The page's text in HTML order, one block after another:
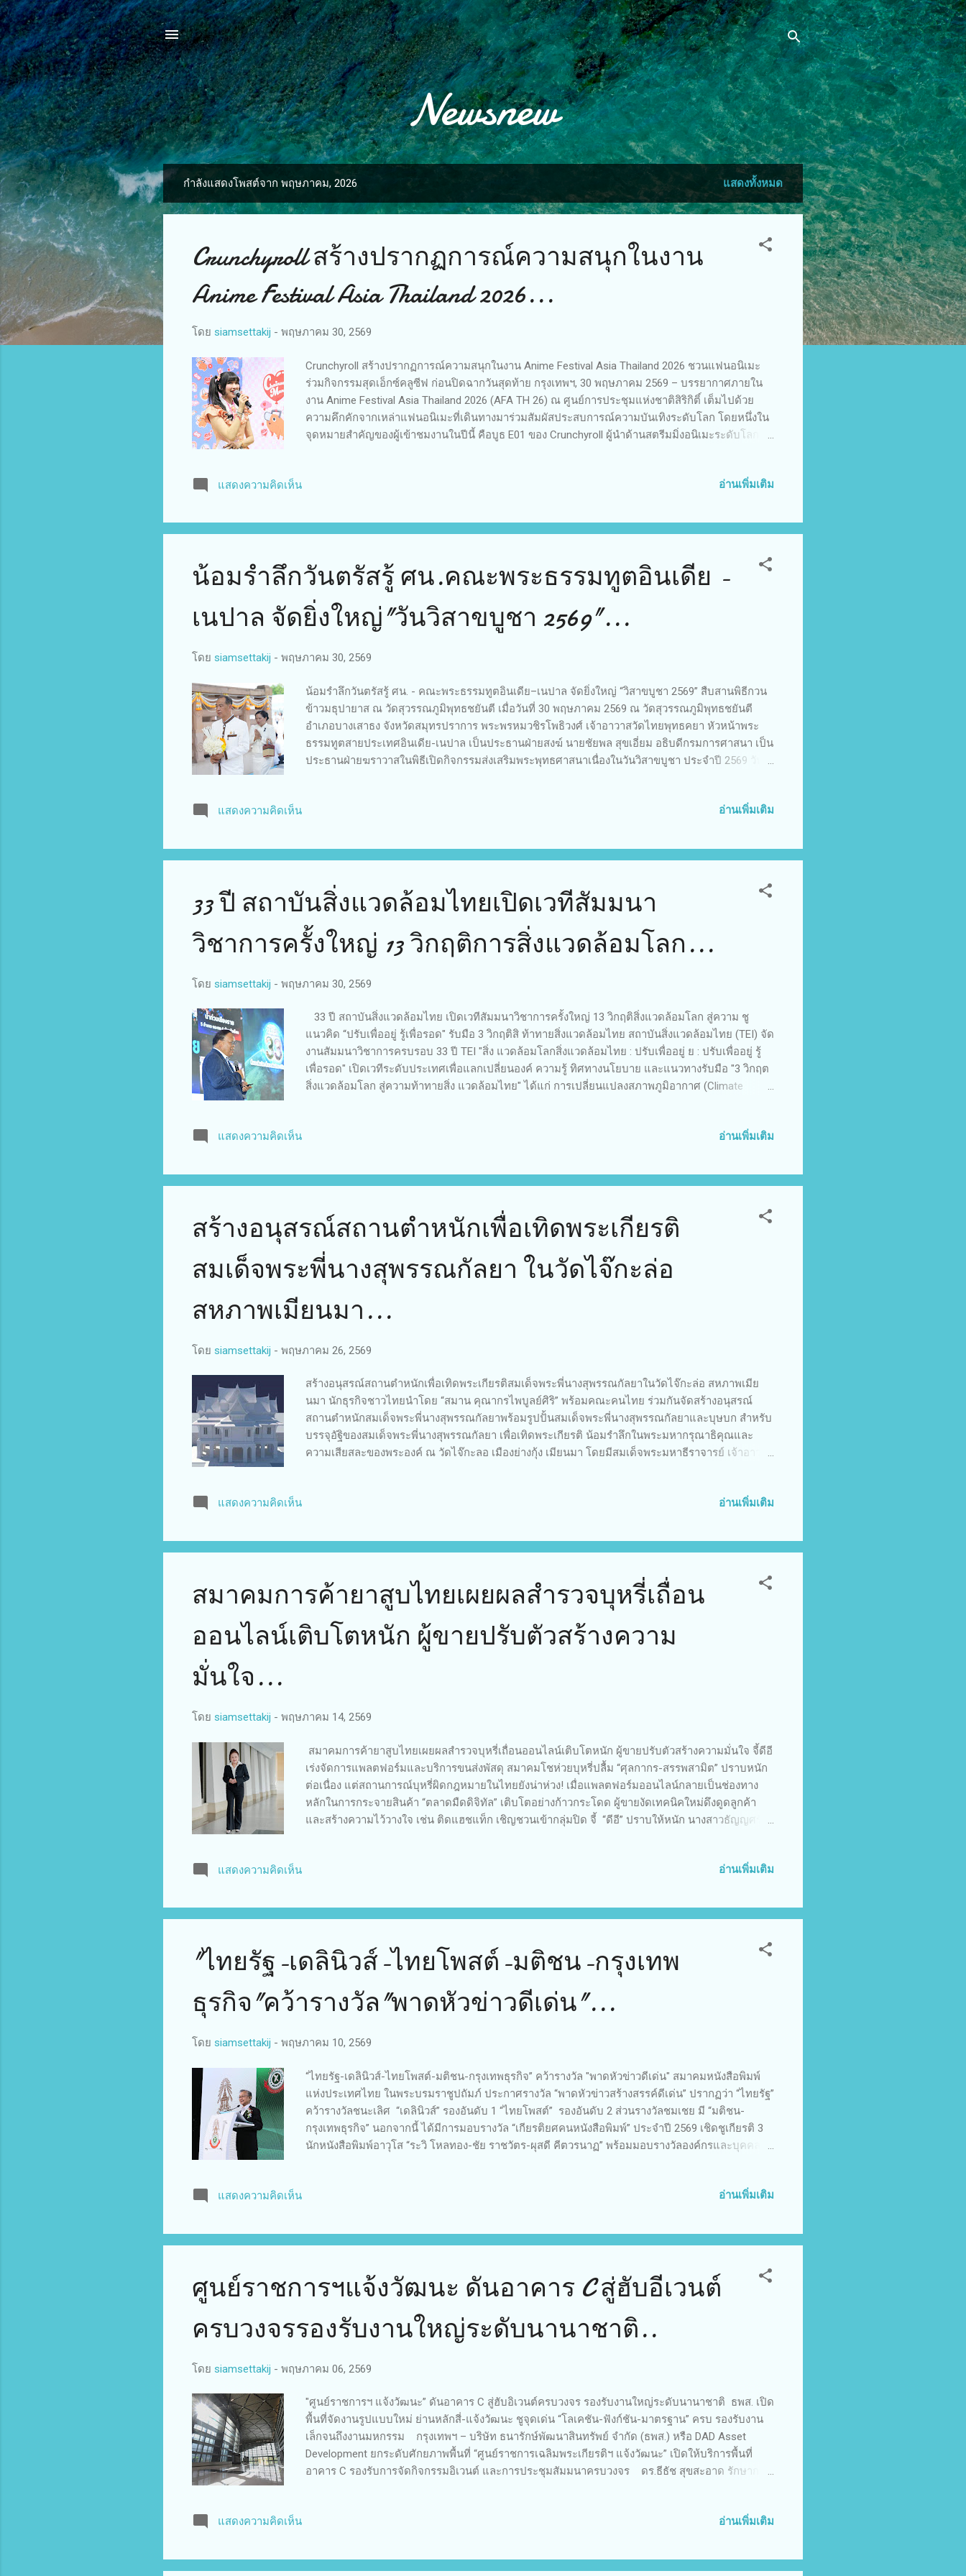
ข้ามไปที่เนื้อหาหลัก
Newsnew
ท
กำลังแสดงโพสต์จาก พฤษภาคม, 2026 แสดงทั้งหมด
Crunchyroll สร้างปรากฏการณ์ความสนุกในงาน
Anime Festival Asia Thailand 2026...
โดย siamsettakij - พฤษภาคม 30, 2569
Crunchyroll สร้างปรากฏการณ์ความสนุกในงาน Anime Festival Asia Thailand 2026 ชวนแฟนอนิเมะ
ร่วมกิจกรรมสุดเอ็กซ์คลูซีฟ ก่อนปิดฉากวันสุดท้าย กรุงเทพฯ, 30 พฤษภาคม 2569 – บรรยากาศภายใน
งาน Anime Festival Asia Thailand 2026 (AFA TH 26) ณ ศูนย์การประชุมแห่งชาติสิริกิติ์ เต็มไปด้วย
ความคึกคักจากเหล่าแฟนอนิเมะที่เดินทางมาร่วมสัมผัสประสบการณ์ความบันเทิงระดับโลก โดยหนึ่งใน
จุดหมายสำคัญของผู้เข้าชมงานในปีนี้ คือบูธ E01 ของ Crunchyroll ผู้นำด้านสตรีมมิ่งอนิเมะระดับโลก ที่
ร่วมงานได้สนุกกับเกมและภารกิจต่างๆ พร้อมลุ้นรับของที่ระลึกจากอนิเมะยอดนิยม รวมถึงของรางวัล
Thailand 2026 เท่านั้น การเข้าร่วมงานของ Crunchyroll ในครั้งนี้ นับเป็นอีกหนึ่งก้าวสำคัญในการเชื่อม
โยงแฟนอนิเมะชาวไทยเข้ากับอุตสาหกรรมอนิเมะร...
แสดงความคิดเห็น อ่านเพิ่มเติม
น้อมรำลึกวันตรัสรู้ ศน.คณะพระธรรมทูตอินเดีย -
เนปาล จัดยิ่งใหญ่"วันวิสาขบูชา 2569"...
โดย siamsettakij - พฤษภาคม 30, 2569
น้อมรำลึกวันตรัสรู้ ศน. - คณะพระธรรมทูตอินเดีย–เนปาล จัดยิ่งใหญ่ “วิสาขบูชา 2569” สืบสานพิธีกวน
ข้าวมธุปายาส ณ วัดสุวรรณภูมิพุทธชยันตี เมื่อวันที่ 30 พฤษภาคม 2569 ณ วัดสุวรรณภูมิพุทธชยันตี
อำเภอบางเสาธง จังหวัดสมุทรปราการ พระพรหมวชิรโพธิวงศ์ เจ้าอาวาสวัดไทยพุทธคยา หัวหน้าพระ
ธรรมทูตสายประเทศอินเดีย-เนปาล เป็นประธานฝ่ายสงฆ์ นายชัยพล สุขเอี่ยม อธิบดีกรมการศาสนา เป็น
ประธานฝ่ายฆราวาสในพิธีเปิดกิจกรรมส่งเสริมพระพุทธศาสนาเนื่องในวันวิสาขบูชา ประจำปี 2569 วัน
นักเรียน เยาวชน และประชาชนจากหลายพื้นที่เข้าร่วมงานโดยพร้อมเพรียง ภายในงานได้ประกอบพิธี
ประกอบศาสนพิธีกวนข้าวมธุปายาส จากนั้นได้ประกอบพิธีบวงสรวงเทพยดา บริเวณปะรำพิธีกวนข้าวมธุ
ปายาส และพิธีอัญเชิญพระบรมสารีริกธาตุจากสาธารณรัฐอินเดีย เวียนประทักษิณจำน...
แสดงความคิดเห็น อ่านเพิ่มเติม
33 ปี สถาบันสิ่งแวดล้อมไทยเปิดเวทีสัมมนา
วิชาการครั้งใหญ่ 13 วิกฤติการสิ่งแวดล้อมโลก...
โดย siamsettakij - พฤษภาคม 30, 2569
33 ปี สถาบันสิ่งแวดล้อมไทย เปิดเวทีสัมมนาวิชาการครั้งใหญ่ 13 วิกฤติสิ่งแวดล้อมโลก สู่ความ ชู
แนวคิด “ปรับเพื่ออยู่ รู้เพื่อรอด" รับมือ 3 วิกฤติสิ ท้าทายสิ่งแวดล้อมไทย สถาบันสิ่งแวดล้อมไทย (TEI) จัด
งานสัมมนาวิชาการครบรอบ 33 ปี TEI "สิ่ง แวดล้อมโลกสิ่งแวดล้อมไทย : ปรับเพื่ออยู่ ย : ปรับเพื่ออยู่ รู้
เพื่อรอด" เปิดเวทีระดับประเทศเพื่อแลกเปลี่ยนองค์ ความรู้ ทิศทางนโยบาย และแนวทางรับมือ "3 วิกฤต
สิ่งแวดล้อมโลก สู่ความท้าทายสิ่ง แวดล้อมไทย" ได้แก่ การเปลี่ยนแปลงสภาพภูมิอากาศ (Climate
แวดล้อมโดยได้รับเกียรติจากศาสตราจารย์ ดร.ยศชนัน วงศ์ สวัสดิ์ รองนายกรัฐมนตรี และรัฐมนตรี
พิเศษในหัวข้อ "การใช้วิทยาศาสตร์ วิจัยและนวัตกรรม ในการแก้ไขปัญหาวิกฤติสิ่ง แวดล้อมไทย" ดร...
แสดงความคิดเห็น อ่านเพิ่มเติม
สร้างอนุสรณ์สถานตำหนักเพื่อเทิดพระเกียรติ
สมเด็จพระพี่นางสุพรรณกัลยา ในวัดไจ๊กะล่อ
สหภาพเมียนมา...
โดย siamsettakij - พฤษภาคม 26, 2569
สร้างอนุสรณ์สถานตำหนักเพื่อเทิดพระเกียรติสมเด็จพระพี่นางสุพรรณกัลยาในวัดไจ๊กะล่อ สหภาพเมีย
นมา นักธุรกิจชาวไทยนำโดย “สมาน คุณากรไพบูลย์ศิริ” พร้อมคณะคนไทย ร่วมกันจัดสร้างอนุสรณ์
สถานตำหนักสมเด็จพระพี่นางสุพรรณกัลยาพร้อมรูปปั้นสมเด็จพระพี่นางสุพรรณกัลยาและบุษบก สำหรับ
บรรจุอัฐิของสมเด็จพระพี่นางสุพรรณกัลยา เพื่อเทิดพระเกียรติ น้อมรำลึกในพระมหากรุณาธิคุณและ
ความเสียสละของพระองค์ ณ วัดไจ๊กะลอ เมืองย่างกุ้ง เมียนมา โดยมีสมเด็จพระมหาธีราจารย์ เจ้าอาวาส
สุพรรณกัลยา ที่ตั้งอยู่ที่วัดไจ๊กะลอ มีความคิดที่จะให้ชาวไทยร่วมสร้างตำหนักให้ใหม่เพื่อให้สมพระ
ตำหนักสมเด็จพระพี่นางสุพรรณกัลยา” นายสมานกล่าว โครงการจัดสร้างอนุสรณ์สถานตำหนักนี้ยัง
เป็นการเชื่อมสัมพันธไมตรีและประวัติศาสตร์ที่ยืนยาวของทั้...
แสดงความคิดเห็น อ่านเพิ่มเติม
สมาคมการค้ายาสูบไทยเผยผลสำรวจบุหรี่เถื่อน
ออนไลน์เติบโตหนัก ผู้ขายปรับตัวสร้างความ
มั่นใจ...
โดย siamsettakij - พฤษภาคม 14, 2569
สมาคมการค้ายาสูบไทยเผยผลสำรวจบุหรี่เถื่อนออนไลน์เติบโตหนัก ผู้ขายปรับตัวสร้างความมั่นใจ จี้ดีอี
เร่งจัดการแพลตฟอร์มและบริการขนส่งพัสดุ สมาคมโชห่วยบุหรี่ปลื้ม “ศุลกากร-สรรพสามิต” ปราบหนัก
ต่อเนื่อง แต่สถานการณ์บุหรี่ผิดกฎหมายในไทยยังน่าห่วง! เมื่อแพลตฟอร์มออนไลน์กลายเป็นช่องทาง
หลักในการกระจายสินค้า “ตลาดมืดดิจิทัล” เติบโตอย่างก้าวกระโดด ผู้ขายงัดเทคนิคใหม่ดึงดูดลูกค้า
และสร้างความไว้วางใจ เช่น ติดแฮชแท็ก เชิญชวนเข้ากลุ่มปิด จี้ “ดีอี” ปราบให้หนัก นางสาวธัญญศรัณ
รูปธรรมเป็นที่ประจักษ์และช่วยบรรเทาความเดือดร้อนให้กับโชห่วยที่ขายบุหรี่เกือบ 5 แสนร้านทั้ง
อยากเห็นความร่วมมือจากหน่วยงานอื่น ๆ เพิ่มขึ้น” สมาคมฯ ยังได้เผยผลการวิเคราะห์บทสนทนา
ออนไลน์ที่เกี่ยวข้องกับการซื้อขายบุหรี่ผิดกฎหมายในช่วงเดือนตุลาค...
แสดงความคิดเห็น อ่านเพิ่มเติม
"ไทยรัฐ-เดลินิวส์-ไทยโพสต์-มติชน-กรุงเทพ
ธุรกิจ"คว้ารางวัล"พาดหัวข่าวดีเด่น"...
โดย siamsettakij - พฤษภาคม 10, 2569
“ไทยรัฐ-เดลินิวส์-ไทยโพสต์-มติชน-กรุงเทพธุรกิจ” คว้ารางวัล "พาดหัวข่าวดีเด่น" ​สมาคมหนังสือพิมพ์
แห่งประเทศไทย ในพระบรมราชูปถัมภ์ ประกาศรางวัล “พาดหัวข่าวสร้างสรรค์ดีเด่น” ปรากฏว่า “ไทยรัฐ”
คว้ารางวัลชนะเลิศ “เดลินิวส์” รองอันดับ 1 “ไทยโพสต์” รองอันดับ 2 ส่วนรางวัลชมเชย มี “มติชน-
กรุงเทพธุรกิจ” นอกจากนี้ ได้มีการมอบรางวัล “เกียรติยศคนหนังสือพิมพ์” ประจำปี 2569 เชิดชูเกียรติ 3
นักหนังสือพิมพ์อาวุโส “ระวิ โหลทอง-ชัย ราชวัตร-ผุสดี คีตวรนาฏ” พร้อมมอบรางวัลองค์กรและบุคคลผู้
งานมอบรางวัล “เกียรติยศคนหนังสือพิมพ์ ประจำปี 2569” รางวัลเกียรติยศแก่องค์กรและบุคคลที่ทำคุณ
เด่น” ที่หอประชุมเมืองไทยประกันภัยชีวิต ถนนรัชดาภิเษก กรุงเทพฯ โดยมี นายชวน หลีกภัย อดีตนายก
รัฐมนตรี เป็นประธานมอบรางวัล ​ สำ...
แสดงความคิดเห็น อ่านเพิ่มเติม
ศูนย์ราชการฯแจ้งวัฒนะ ดันอาคาร C สู่ฮับอีเวนต์
ครบวงจรรองรับงานใหญ่ระดับนานาชาติ..
โดย siamsettakij - พฤษภาคม 06, 2569
"ศูนย์ราชการฯ แจ้งวัฒนะ” ดันอาคาร C สู่ฮับอิเวนต์ครบวงจร รองรับงานใหญ่ระดับนานาชาติ ธพส. เปิด
พื้นที่จัดงานรูปแบบใหม่ ย่านหลักสี่-แจ้งวัฒนะ ชูจุดเด่น “โลเคชัน-ฟังก์ชัน-มาตรฐาน” ครบ รองรับงาน
เล็กจนถึงงานมหกรรม กรุงเทพฯ – บริษัท ธนารักษ์พัฒนาสินทรัพย์ จำกัด (ธพส.) หรือ DAD Asset
Development ยกระดับศักยภาพพื้นที่ “ศูนย์ราชการเฉลิมพระเกียรติฯ แจ้งวัฒนะ” เปิดให้บริการพื้นที่
อาคาร C รองรับการจัดกิจกรรมอิเวนต์ และการประชุมสัมมนาครบวงจร ดร.ธีธัช สุขสะอาด รักษาการ
มาตรฐานการออกแบบและก่อสร้างระดับประเทศและนานาชาติ จุดเด่นสำคัญของ “ลาน Atrium ชั้น 2”
ธรรมชาติ ช่วยลดการสะท้อนเสียง พร้อมระบบทำความเย็นแบบรวมศูนย์ (District Cooling System) ที่
แสดงความคิดเห็น อ่านเพิ่มเติม